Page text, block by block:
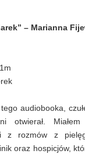
– Marianna
audiobooka,
otwierał.
z rozmów z
oraz hospicjów,